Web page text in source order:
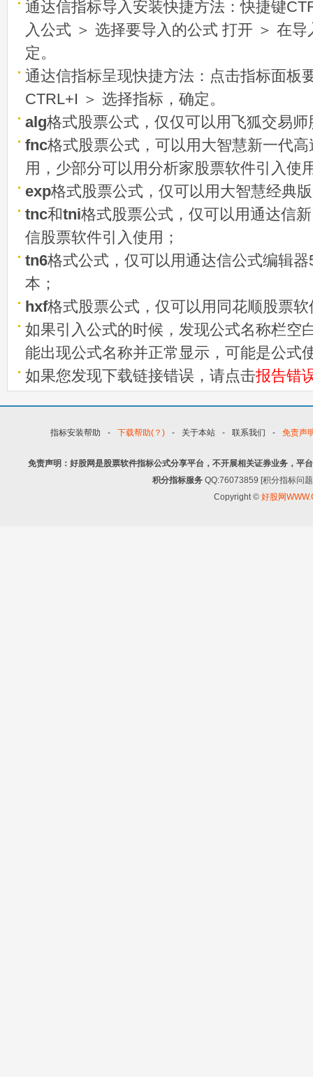
通达信指标导入安装快捷方法：快捷键
入公式 ＞ 选择要导入的公式 打开 ＞ 在
定。
通达信指标呈现快捷方法：点击指标面板
CTRL+I ＞ 选择指标，确定。
alg格式股票公式，仅仅可以用飞狐交易
fnc格式股票公式，可以用大智慧新一代
用，少部分可以用分析家股票软件引入使
exp格式股票公式，仅可以用大智慧经典
tnc和tni格式股票公式，仅可以用通达信
信股票软件引入使用；
tn6格式公式，仅可以用通达信公式编辑
本；
hxf格式股票公式，仅可以用同花顺股票
如果引入公式的时候，发现公式名称栏空
能出现公式名称并正常显示，可能是公式
如果您发现下载链接错误，请点击报告错
指标安装帮助 - 下载帮助(？) - 关于本站 - 联系我们 - 免责声
免责声明：好股网是股票软件指标公式分享平台，不开展相关证券业务，平
积分指标服务 QQ:76073859 [积分指标问
Copyright © 好股网